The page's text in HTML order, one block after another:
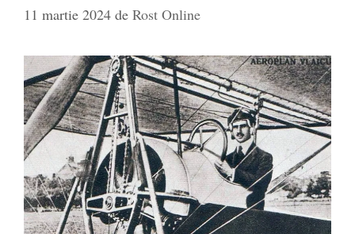
11 martie 2024 de Rost Online